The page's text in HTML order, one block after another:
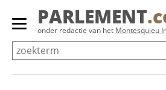
Overslaan
Primair
menu
tonen/verbergen
PARLEMENT
onder redactie van het Montesquieu